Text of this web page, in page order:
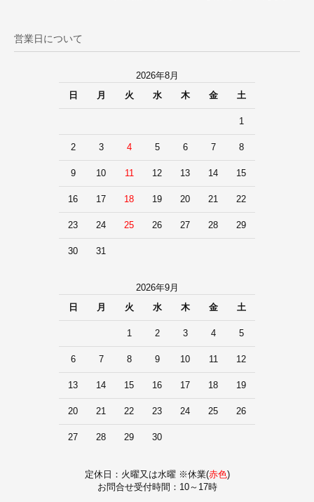
営業日について
2026年8月
日
月 火 水 木 金 土
1
2 3 4 5 6 7 8
9 10 11 12 13 14 15
16 17 18 19 20 21 22
23 24 25 26 27 28 29
30 31
2026年9月
日
月 火 水 木 金 土
1 2 3 4 5
6 7 8 9 10 11 12
13 14 15 16 17 18 19
20 21 22 23 24 25 26
27 28 29 30
定休日：火曜又は水曜 ※休業(赤色)
お問合せ受付時間：10～17時